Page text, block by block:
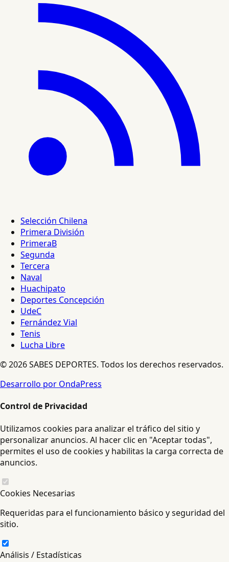
Selección Chilena
Primera División
PrimeraB
Segunda
Tercera
Naval
Huachipato
Deportes Concepción
UdeC
Fernández Vial
Tenis
Lucha Libre
© 2026 SABES DEPORTES. Todos los derechos reservados.
Desarrollo por OndaPress
Control de Privacidad
Utilizamos cookies para analizar el tráfico del sitio y
personalizar anuncios. Al hacer clic en "Aceptar todas",
permites el uso de cookies y habilitas la carga correcta de
anuncios.
Cookies Necesarias
Requeridas para el funcionamiento básico y seguridad del
sitio.
Análisis / Estadísticas